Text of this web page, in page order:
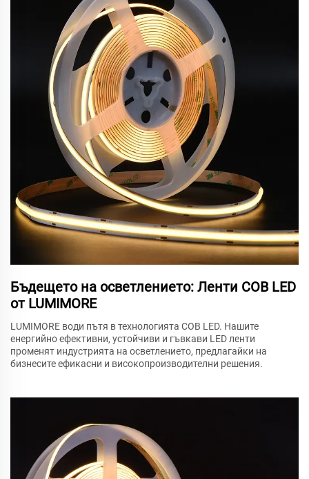
Бъдещето на осветлението: Ленти COB LED
от LUMIMORE
LUMIMORE води пътя в технологията COB LED. Нашите
енергийно ефективни, устойчиви и гъвкави LED ленти
променят индустрията на осветлението, предлагайки на
бизнесите ефикасни и високопроизводителни решения.